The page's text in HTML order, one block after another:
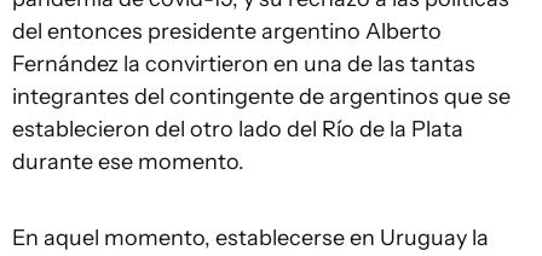
del entonces presidente argentino Alberto
Fernández la convirtieron en una de las tantas
integrantes del contingente de argentinos que se
establecieron del otro lado del Río de la Plata
durante ese momento.
En aquel momento, establecerse en Uruguay la